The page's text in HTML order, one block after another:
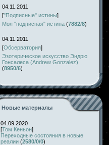
04.11.2011
["Подписные" истины]
Моя "подписная" истина (7882/8)
04.11.2011
[Обсерватория]
Эзотерическое искусство Эндрю
Гонсалеса (Andrew Gonzalez)
(8950/6)
Новые материалы
04.09.2020
[Том Кеньон]
Переходные состояния в новые
реалии (2580/0/0)